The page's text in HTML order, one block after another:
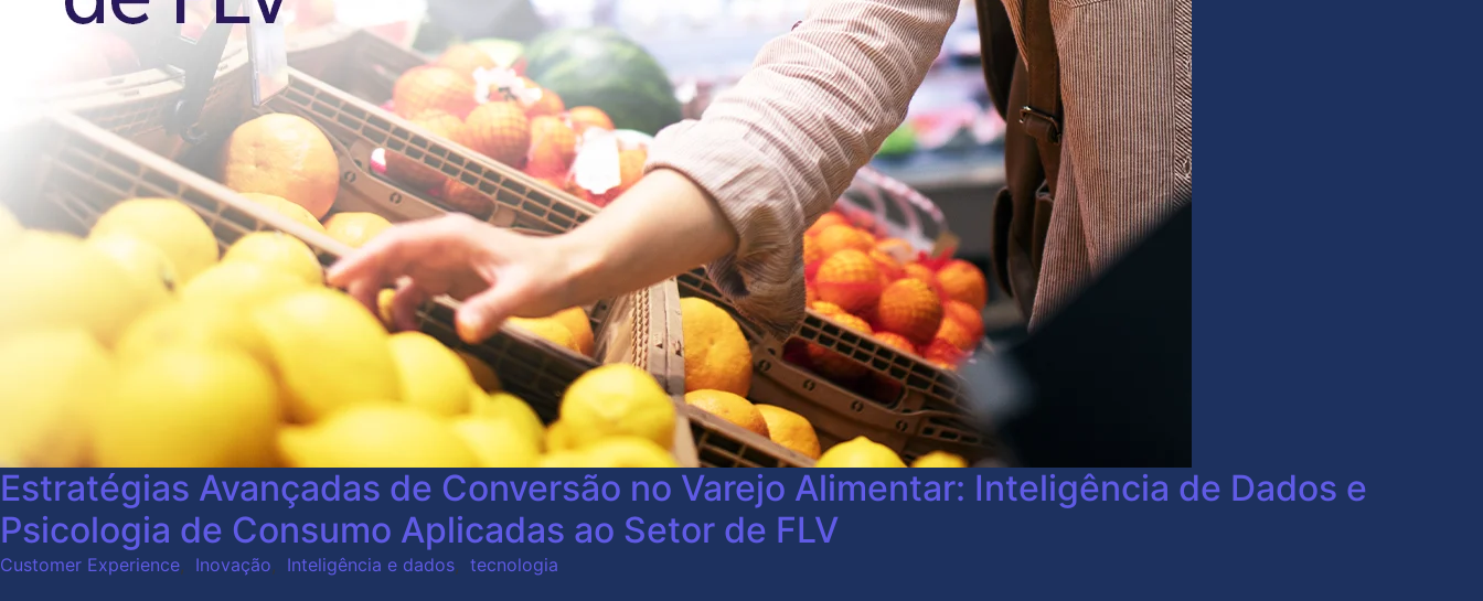
Estratégias Avançadas de Conversão no Varejo Alimentar: Inteligência de Dados e
Psicologia de Consumo Aplicadas ao Setor de FLV
Customer Experience, Inovação, Inteligência e dados, tecnologia